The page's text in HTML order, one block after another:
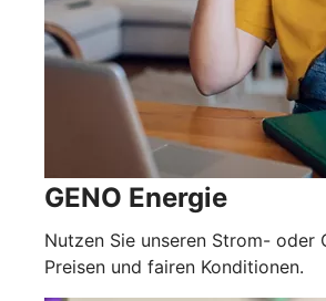
GENO Energie
Nutzen Sie unseren Strom- oder
Preisen und fairen Konditionen.